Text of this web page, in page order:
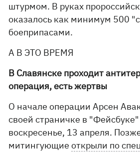
штурмом. В руках
оказалось как минимум 500
боеприпасами.
А В ЭТО ВРЕМЯ
В Славянске проходит
операция, есть жертвы
О начале операции Арсен
своей страничке в
воскресенье, 13 апреля.
митингующиеоткрыли по